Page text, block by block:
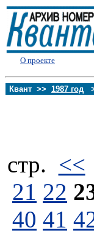
О проекте
Квант >> 1987 год
стp. <<
21 22
40 41